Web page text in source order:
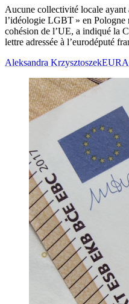
Aucune collectivité locale ayant
l’idéologie LGBT » en Pologne
cohésion de l’UE, a indiqué la
lettre adressée à l’eurodéputé
Aleksandra Krzysztoszek